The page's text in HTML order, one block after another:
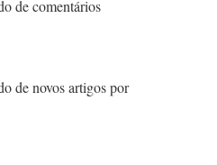
de comentários
de novos artigos por